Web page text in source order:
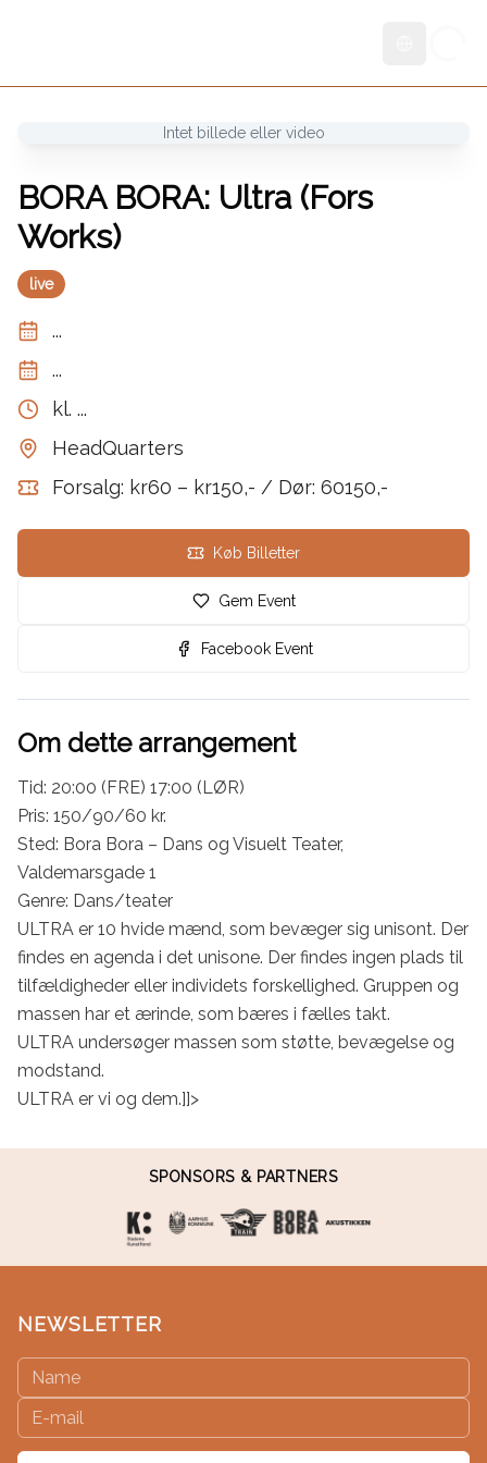
Intet billede eller video
BORA BORA: Ultra (Fors
Works)
live
...
...
kl. ...
HeadQuarters
Forsalg: kr60 – kr150,- / Dør: 60150,-
Køb Billetter
Gem Event
Facebook Event
Om dette arrangement
Tid: 20:00 (FRE) 17:00 (LØR)
Pris: 150/90/60 kr.
Sted: Bora Bora – Dans og Visuelt Teater,
Valdemarsgade 1
Genre: Dans/teater
ULTRA er 10 hvide mænd, som bevæger sig unisont. Der
findes en agenda i det unisone. Der findes ingen plads til
tilfældigheder eller individets forskellighed. Gruppen og
massen har et ærinde, som bæres i fælles takt.
ULTRA undersøger massen som støtte, bevægelse og
modstand.
ULTRA er vi og dem.]]>
SPONSORS & PARTNERS
NEWSLETTER